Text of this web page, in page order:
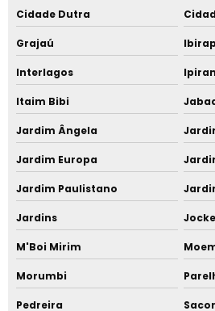
Fabricante de policarbonato em SP
Distribuidora de polipropileno
Distribuidora de polipropileno SP
Fabricantes de nylon em SP
Fabricantes de plásticos de engenharia
Distribuidora resina de policarbonato
Cidade Dutra
Grajaú
Interlagos
Itaim Bibi
Jardim Ângela
Jardim Europa
Jardim Paulistano
Jardins
M'Boi Mirim
Morumbi
Pedreira